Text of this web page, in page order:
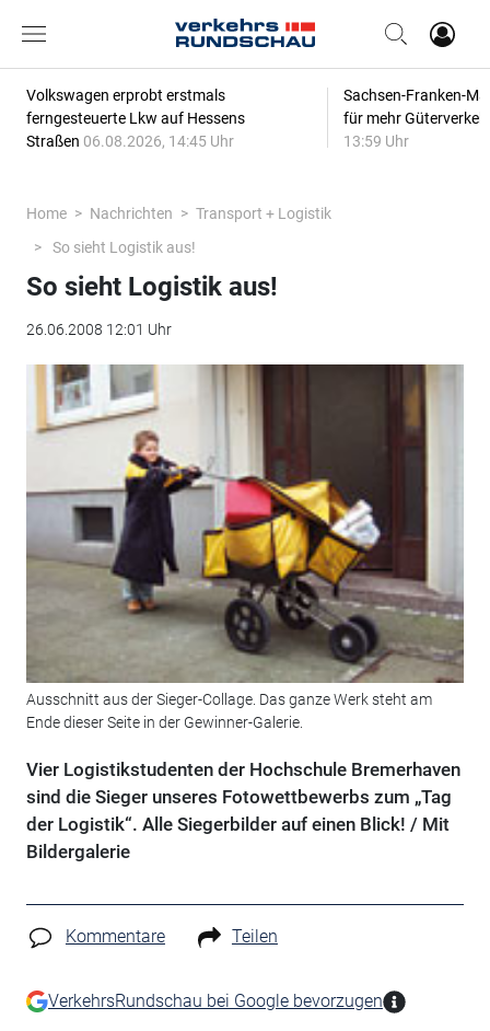
Volkswagen erprobt erstmals
ferngesteuerte Lkw auf Hessens
Straßen 06.08.2026, 14:45 Uhr
Sachsen-Franken-
für mehr
13:59 Uhr
Home Nachrichten
Transport + Logistik
So sieht Logistik aus!
So sieht Logistik aus!
26.06.2008 12:01 Uhr
Ausschnitt aus der Sieger-Collage. Das ganze Werk steht am
Ende dieser Seite in der Gewinner-Galerie.
Vier Logistikstudenten der Hochschule Bremerhaven
sind die Sieger unseres Fotowettbewerbs zum „Tag
der Logistik“. Alle Siegerbilder auf einen Blick! / Mit
Bildergalerie
Kommentare Teilen
VerkehrsRundschau bei Google bevorzugen